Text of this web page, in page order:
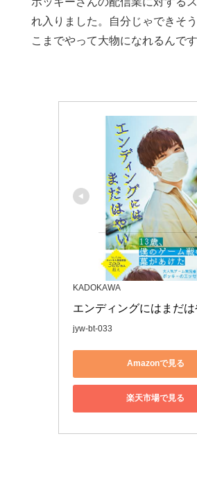
れ入りました。自分じゃできそ
こまでやって大物になれるんです
KADOKAWA
エンディングにはまだは
jyw-bt-033
Amazonで見る
楽天市場で見る